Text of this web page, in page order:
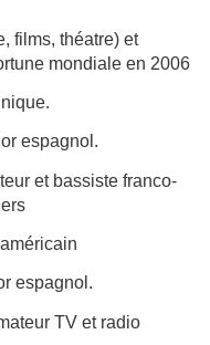
films, théatre) et
mondiale en 2006
espagnol.
et bassiste franco-
espagnol.
TV et radio